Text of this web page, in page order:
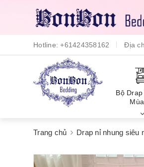
Hotline:+61424358162 Địa
Bộ
Trang chủ Drap nỉ nhung siêu